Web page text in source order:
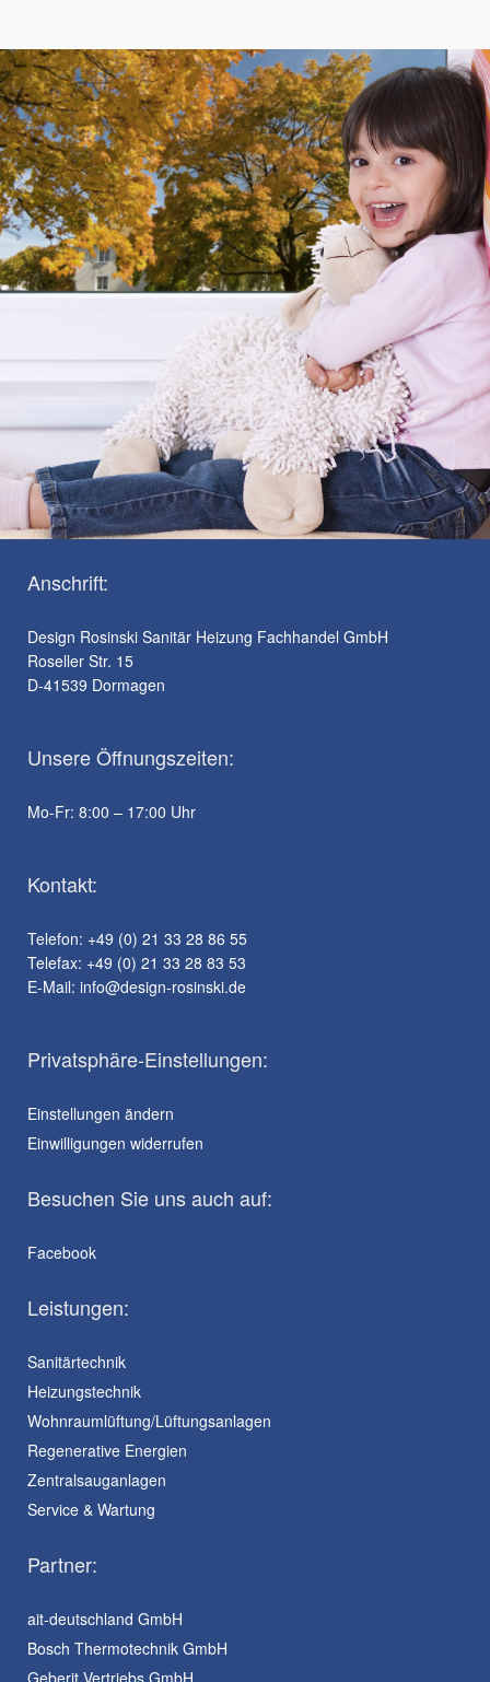
Anschrift:
Design Rosinski Sanitär Heizung Fachhandel GmbH
Roseller Str. 15
D-41539 Dormagen
Unsere Öffnungszeiten:
Mo-Fr: 8:00 – 17:00 Uhr
Kontakt:
Telefon: +49 (0) 21 33 28 86 55
Telefax: +49 (0) 21 33 28 83 53
E-Mail: info@design-rosinski.de
Privatsphäre-Einstellungen:
Einstellungen ändern
Einwilligungen widerrufen
Besuchen Sie uns auch auf:
Facebook
Leistungen:
Sanitärtechnik
Heizungstechnik
Wohnraumlüftung/Lüftungsanlagen
Regenerative Energien
Zentralsauganlagen
Service & Wartung
Partner:
ait-deutschland GmbH
Bosch Thermotechnik GmbH
Geberit Vertriebs GmbH